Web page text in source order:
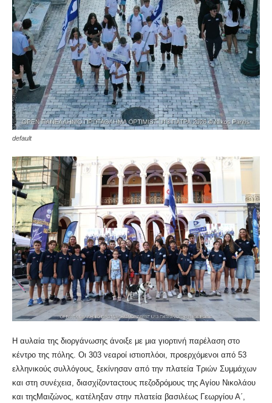
default
Η αυλαία της διοργάνωσης άνοιξε με μια γιορτινή παρέλαση στο
κέντρο της πόλης. Οι 303 νεαροί ιστιοπλόοι, προερχόμενοι από 53
ελληνικούς συλλόγους, ξεκίνησαν από την πλατεία Τριών Συμμάχων
και στη συνέχεια, διασχίζονταςτους πεζοδρόμους της Αγίου Νικολάου
και τηςΜαιζώνος, κατέληξαν στην πλατεία βασιλέως Γεωργίου Α΄,